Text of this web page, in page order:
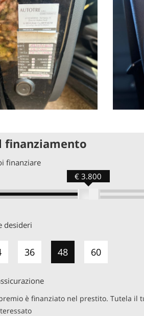
finanziamento
finanziare
€ 3.800
desideri
36 48 60
è finanziato nel prestito. Tutela il